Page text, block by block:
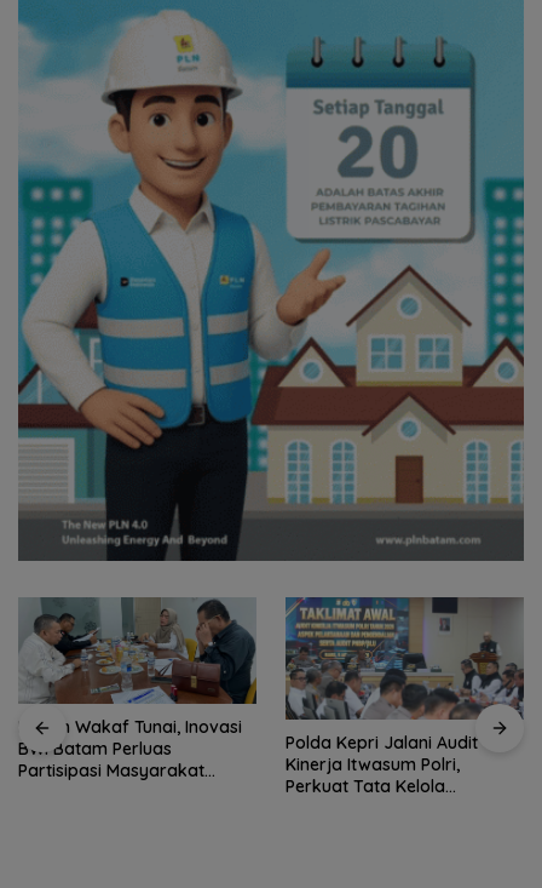
Kupon Wakaf Tunai, Inovasi
BWI Batam Perluas
Partisipasi Masyarakat
Polda Kepri Jalani Audit
Kinerja Itwasum Polri,
Perkuat Tata Kelola